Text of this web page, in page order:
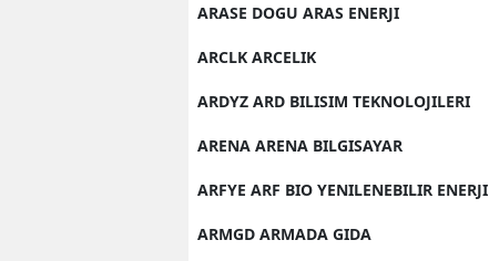
ARASE DOGU ARAS ENERJI
ARCLK ARCELIK
ARDYZ ARD BILISIM TEKNOLOJILERI
ARENA ARENA BILGISAYAR
ARFYE ARF BIO YENILENEBILIR ENERJI
ARMGD ARMADA GIDA